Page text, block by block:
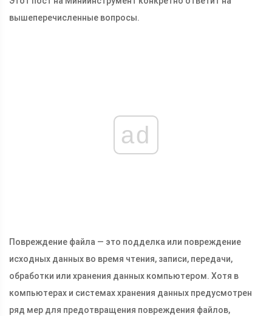
вышеперечисленные вопросы.
ad
Повреждение файла — это подделка или повреждение
исходных данных во время чтения, записи, передачи,
обработки или хранения данных компьютером. Хотя в
компьютерах и системах хранения данных предусмотрен
ряд мер для предотвращения повреждения файлов,